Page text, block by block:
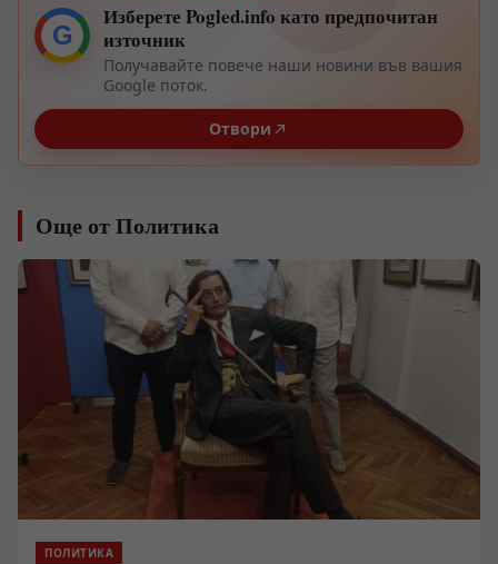
G
Изберете Pogled.info като предпочитан
източник
Получавайте повече наши новини във вашия
Google поток.
Отвори
Още от Политика
ПОЛИТИКА